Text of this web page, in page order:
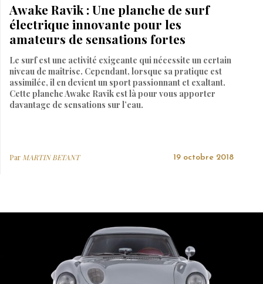
Awake Ravik : Une planche de surf
électrique innovante pour les
amateurs de sensations fortes
Le surf est une activité exigeante qui nécessite un certain
niveau de maîtrise. Cependant, lorsque sa pratique est
assimilée, il en devient un sport passionnant et exaltant.
Cette planche Awake Ravik est là pour vous apporter
davantage de sensations sur l’eau.
Par MARTIN BETANT 19 octobre 2018